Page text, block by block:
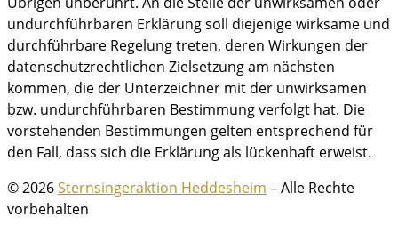
undurchführbaren Erklärung soll diejenige wirksame und
durchführbare Regelung treten, deren Wirkungen der
datenschutzrechtlichen Zielsetzung am nächsten
kommen, die der Unterzeichner mit der unwirksamen
bzw. undurchführbaren Bestimmung verfolgt hat. Die
vorstehenden Bestimmungen gelten entsprechend für
den Fall, dass sich die Erklärung als lückenhaft erweist.
© 2026Sternsingeraktion Heddesheim – Alle Rechte
vorbehalten